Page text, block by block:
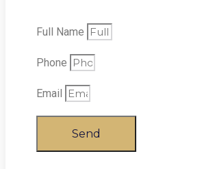
Full Name
Phone
Email
Send